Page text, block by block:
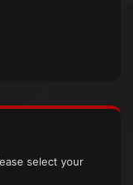
select your